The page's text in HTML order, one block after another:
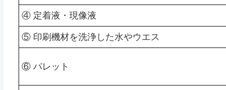
④ 定着液・現像液
⑤ 印刷機材を洗浄した水やウエス
⑥ パレット